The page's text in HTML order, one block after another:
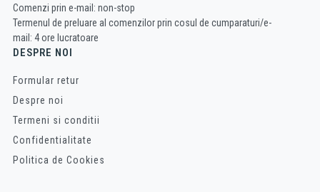
Comenzi prin e-mail: non-stop
Termenul de preluare al comenzilor prin cosul de cumparaturi/e-
mail: 4 ore lucratoare
DESPRE NOI
Formular retur
Despre noi
Termeni si conditii
Confidentialitate
Politica de Cookies